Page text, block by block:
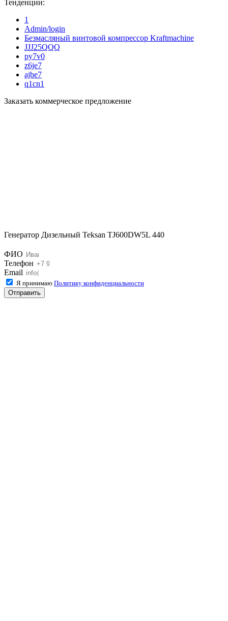
Тенденции:
1
Admin/login
Безмасляный винтовой компрессор Kraftmaсhine
JJJ25QQQ
py7v0
z6je7
ajbe7
q1cn1
Заказать коммерческое предложение
Генератор Дизельный Teksan TJ600DW5L 440
ФИО
Телефон
Email
Я принимаю Политику конфиденциальности
Отправить